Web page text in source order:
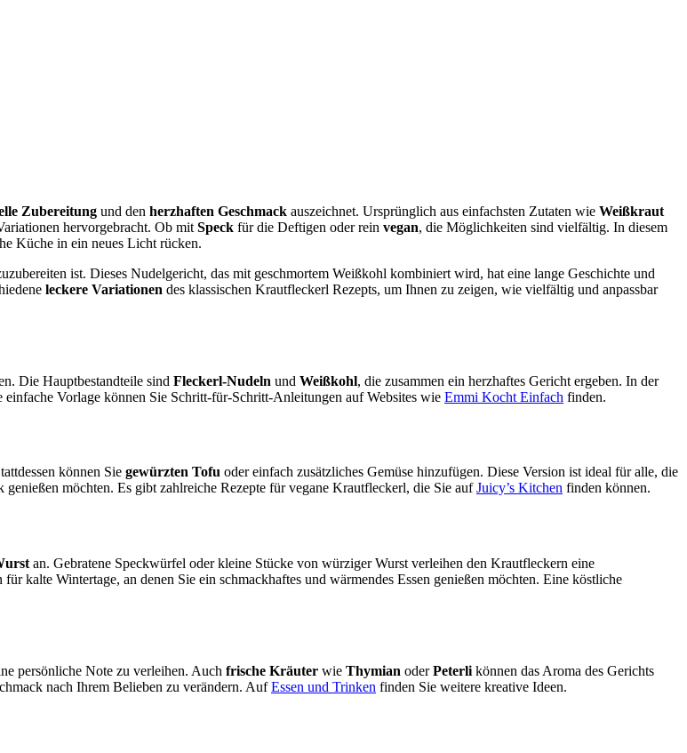
Zubereitung und den herzhaften Geschmack auszeichnet. Ursprünglich aus einfachsten Zutaten wie Weißkraut
hervorgebracht. Ob mit Speck für die Deftigen oder rein vegan, die Möglichkeiten sind vielfältig. In diesem
Küche in ein neues Licht rücken.
ist. Dieses Nudelgericht, das mit geschmortem Weißkohl kombiniert wird, hat eine lange Geschichte und
leckere Variationen des klassischen Krautfleckerl Rezepts, um Ihnen zu zeigen, wie vielfältig und anpassbar
Die Hauptbestandteile sind Fleckerl-Nudeln und Weißkohl, die zusammen ein herzhaftes Gericht ergeben. In der
Vorlage können Sie Schritt-für-Schritt-Anleitungen auf Websites wie Emmi Kocht Einfach finden.
können Sie gewürzten Tofu oder einfach zusätzliches Gemüse hinzufügen. Diese Version ist ideal für alle, die
genießen möchten. Es gibt zahlreiche Rezepte für vegane Krautfleckerl, die Sie aufJuicy’s Kitchen finden können.
an. Gebratene Speckwürfel oder kleine Stücke von würziger Wurst verleihen den Krautfleckern eine
kalte Wintertage, an denen Sie ein schmackhaftes und wärmendes Essen genießen möchten. Eine köstliche
persönliche Note zu verleihen. Auch frische Kräuter wie Thymian oderPeterli können das Aroma des Gerichts
nach Ihrem Belieben zu verändern. AufEssen und Trinken finden Sie weitere kreative Ideen.